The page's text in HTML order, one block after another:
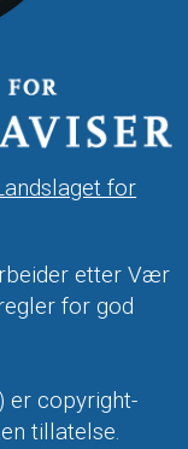
for
etter Vær
for god
er copyright-
tillatelse.